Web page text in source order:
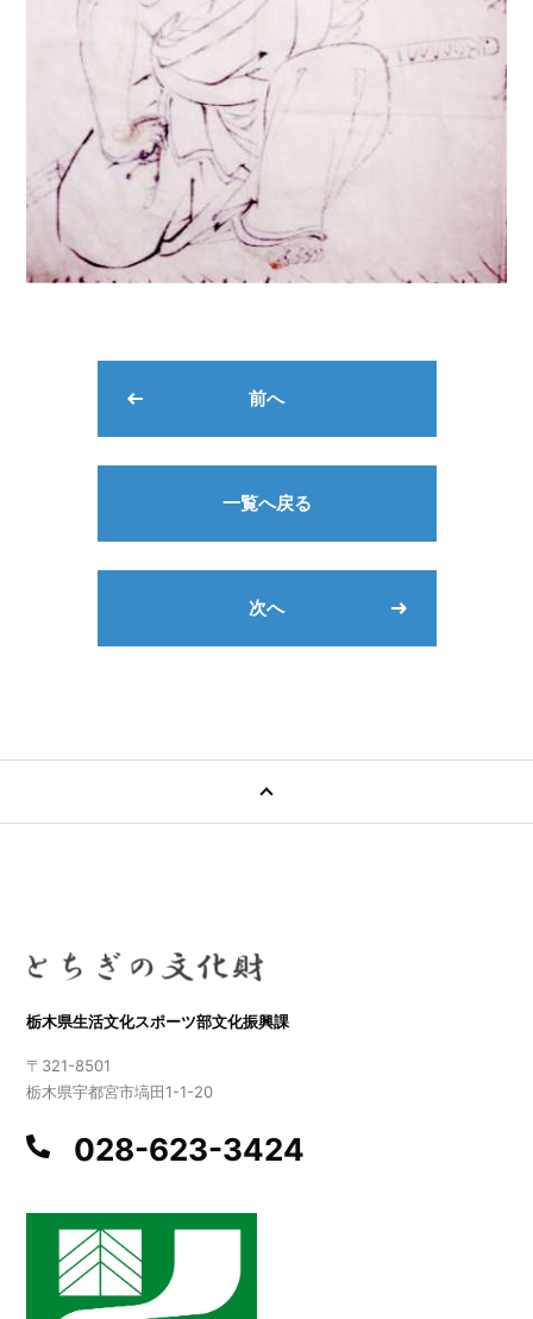
前へ
一覧へ戻る
次へ
栃木県生活文化スポーツ部文化振興課
〒321-8501
栃木県宇都宮市塙田1-1-20
028-623-3424